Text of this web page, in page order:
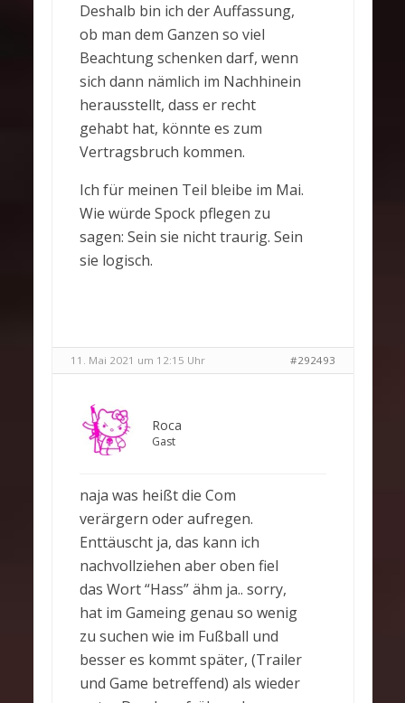
Deshalb bin ich der Auffassung,
ob man dem Ganzen so viel
Beachtung schenken darf, wenn
sich dann nämlich im Nachhinein
herausstellt, dass er recht
gehabt hat, könnte es zum
Vertragsbruch kommen.
Ich für meinen Teil bleibe im Mai.
Wie würde Spock pflegen zu
sagen: Sein sie nicht traurig. Sein
sie logisch.
11. Mai 2021 um 12:15 Uhr #292493
Roca
Gast
naja was heißt die Com
verärgern oder aufregen.
Enttäuscht ja, das kann ich
nachvollziehen aber oben fiel
das Wort “Hass” ähm ja.. sorry,
hat im Gameing genau so wenig
zu suchen wie im Fußball und
besser es kommt später, (Trailer
und Game betreffend) als wieder